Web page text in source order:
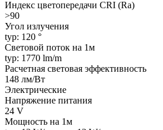
Индекс цветопередачи CRI (Ra)
>90
Угол излучения
typ: 120 °
Световой поток на 1м
typ: 1770 lm/m
Расчетная световая эффективность
148 лм/Вт
Электрические
Напряжение питания
24 V
Мощность на 1м